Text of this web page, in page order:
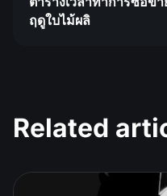
ฤดูใบไม้ผลิ
Related